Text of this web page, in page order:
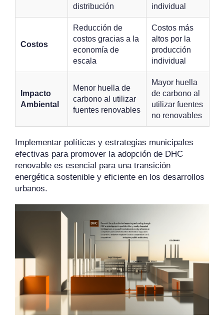
distribución
individual
Costos
Reducción de
costos gracias a la
economía de
escala
Costos más
altos por la
producción
individual
Impacto
Ambiental
Menor huella de
carbono al utilizar
fuentes renovables
Mayor huella
de carbono al
utilizar fuentes
no renovables
Implementar políticas y estrategias municipales
efectivas para promover la adopción de DHC
renovable es esencial para una transición
energética sostenible y eficiente en los desarrollos
urbanos.